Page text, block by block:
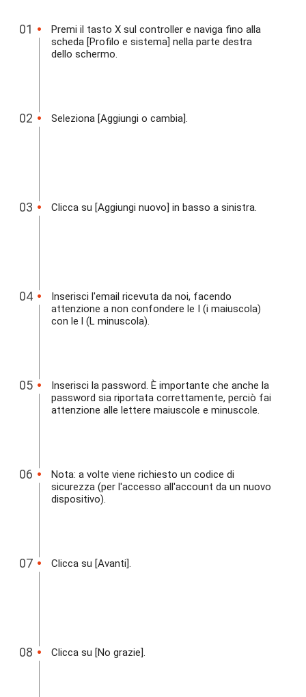
Premi il tasto X sul controller e naviga fino alla
scheda [Profilo e sistema] nella parte destra
dello schermo.
Seleziona [Aggiungi o cambia].
Clicca su [Aggiungi nuovo] in basso a sinistra.
Inserisci l'email ricevuta da noi, facendo
attenzione a non confondere le I (i maiuscola)
con le l (L minuscola).
Inserisci la password. È importante che anche la
password sia riportata correttamente, perciò fai
attenzione alle lettere maiuscole e minuscole.
Nota: a volte viene richiesto un codice di
sicurezza (per l'accesso all'account da un nuovo
dispositivo).
Clicca su [Avanti].
Clicca su [No grazie].